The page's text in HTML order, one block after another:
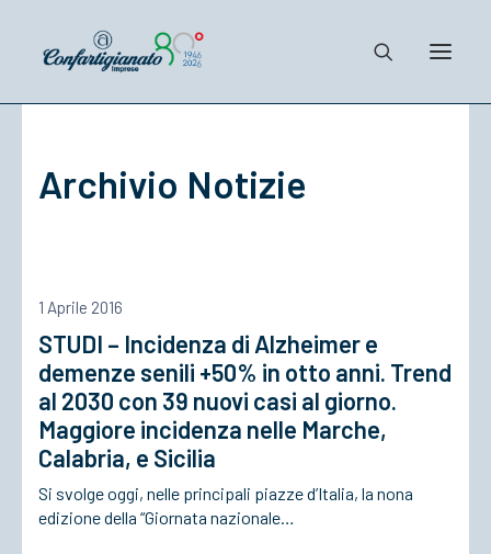
Confartigianato
Cosa Facciamo
Associarsi
Archivio Notizie
1 Aprile 2016
STUDI – Incidenza di Alzheimer e
demenze senili +50% in otto anni. Trend
al 2030 con 39 nuovi casi al giorno.
Maggiore incidenza nelle Marche,
Calabria, e Sicilia
Si svolge oggi, nelle principali piazze d’Italia, la nona
edizione della “Giornata nazionale…